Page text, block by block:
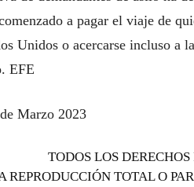
a pagar el viaje de
Unidos o acercarse incluso a
EFE
Marzo 2023
TODOS LOS
REPRODUCCIÓN TOTAL O